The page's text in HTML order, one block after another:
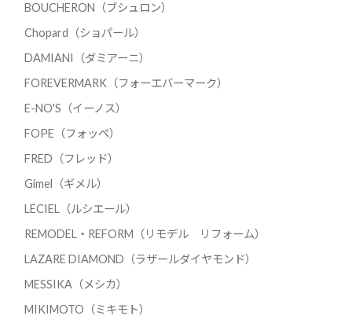
BOUCHERON（ブシュロン）
Chopard（ショパール）
DAMIANI（ダミアーニ）
FOREVERMARK（フォーエバーマーク）
E-NO'S（イーノス）
FOPE（フォッペ）
FRED（フレッド）
Gimel（ギメル）
LECIEL（ルシエール）
REMODEL・REFORM（リモデル リフォーム）
LAZARE DIAMOND（ラザールダイヤモンド）
MESSIKA（メシカ）
MIKIMOTO（ミキモト）